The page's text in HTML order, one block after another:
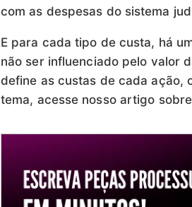
com as despesas do sistema
E para cada tipo de custa, há
não ser influenciado pelo valor
define as custas de cada ação,
tema, acesse nosso artigo